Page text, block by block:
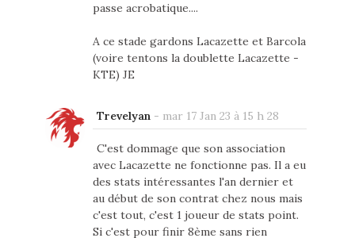
passe acrobatique....
A ce stade gardons Lacazette et Barcola
(voire tentons la doublette Lacazette -
KTE) JE
Trevelyan- mar 17 Jan 23 à 15 h 28
C'est dommage que son association
avec Lacazette ne fonctionne pas. Il a eu
des stats intéressantes l'an dernier et
au début de son contrat chez nous mais
c'est tout, c'est 1 joueur de stats point.
Si c'est pour finir 8ème sans rien